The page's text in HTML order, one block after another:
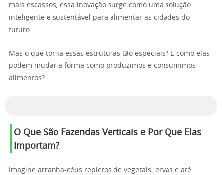
mais escassos, essa inovação surge como uma solução
inteligente e sustentável para alimentar as cidades do
futuro.
Mas o que torna essas estruturas tão especiais? E como elas
podem mudar a forma como produzimos e consumimos
alimentos?
O Que São Fazendas Verticais e Por Que Elas
Importam?
Imagine arranha-céus repletos de vegetais, ervas e até